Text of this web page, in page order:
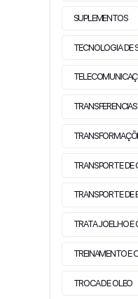
SUPLEMENTOS
TECNOLOGIA DE
TRANSFERENCIAS
TRANSPORTE DE
TRANSPORTE DE
TRATA JOELHO E
TREINAMENTO E
TROCA DE OLEO